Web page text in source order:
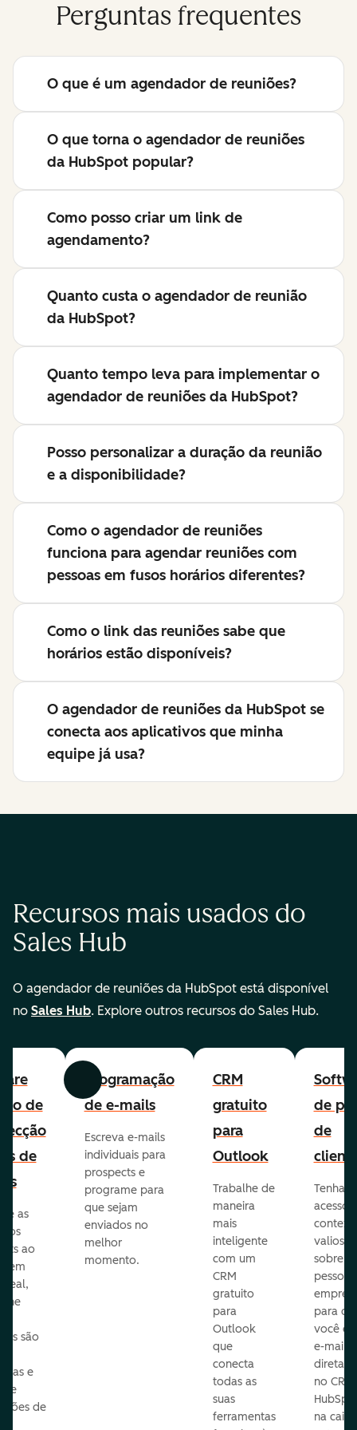
Perguntas frequentes
O que é um agendador de reuniões?
O que torna o agendador de reuniões
da HubSpot popular?
Como posso criar um link de
agendamento?
Quanto custa o agendador de reunião
da HubSpot?
Quanto tempo leva para implementar o
agendador de reuniões da HubSpot?
Posso personalizar a duração da reunião
e a disponibilidade?
Como o agendador de reuniões
funciona para agendar reuniões com
pessoas em fusos horários diferentes?
Como o link das reuniões sabe que
horários estão disponíveis?
O agendador de reuniões da HubSpot se
conecta aos aplicativos que minha
equipe já usa?
Recursos mais usados do
Sales Hub
O agendador de reuniões da HubSpot está disponível
no Sales Hub. Explore outros recursos do Sales Hub.
Anterior Avançar
de
de
as
ao
em
real,
são
e
de
Programação
de e-mails
Escreva e-mails
individuais para
prospects e
programe para
que sejam
enviados no
melhor
momento.
CRM
gratuito
para
Outlook
Trabalhe de
maneira
mais
inteligente
com um
CRM
gratuito
para
Outlook
que
conecta
todas as
suas
ferramentas
de
de
Tenha
acesso
valioso
sobre as
para
você
e-mails
no
na